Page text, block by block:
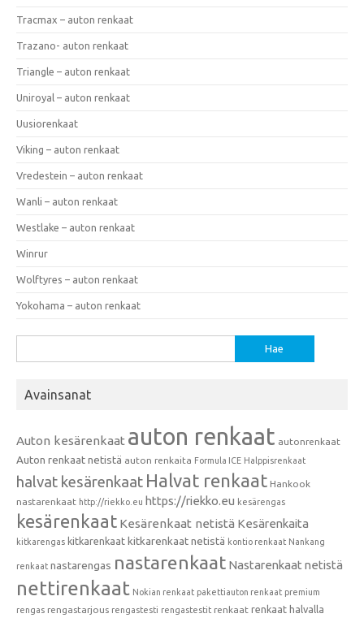
Tracmax – auton renkaat
Trazano- auton renkaat
Triangle – auton renkaat
Uniroyal – auton renkaat
Uusiorenkaat
Viking – auton renkaat
Vredestein – auton renkaat
Wanli – auton renkaat
Westlake – auton renkaat
Winrur
Wolftyres – auton renkaat
Yokohama – auton renkaat
Avainsanat
Auton kesärenkaat auton renkaat autonrenkaat
Auton renkaat netistä auton renkaita Formula ICE Halppisrenkaat
halvat kesärenkaat Halvat renkaat Hankook
nastarenkaat http://riekko.eu https://riekko.eu kesärengas
kesärenkaat Kesärenkaat netistä Kesärenkaita
kitkarengas kitkarenkaat kitkarenkaat netistä kontio renkaat Nankang
renkaat nastarengas nastarenkaat Nastarenkaat netistä
nettirenkaat Nokian renkaat pakettiauton renkaat premium
rengas rengastarjous rengastesti rengastestit renkaat renkaat halvalla